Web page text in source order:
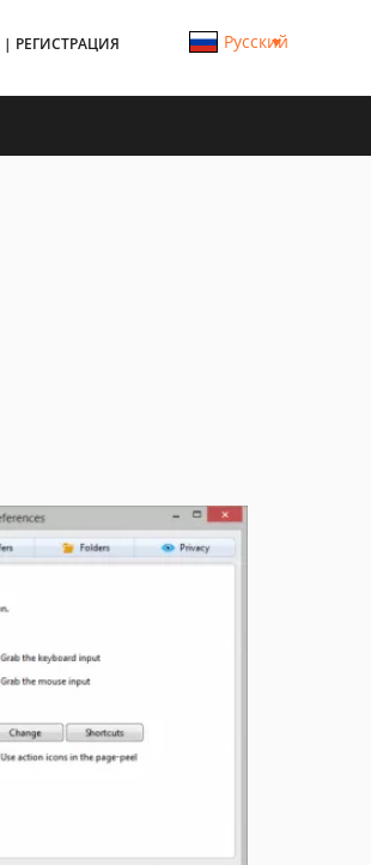
| РЕГИСТРАЦИЯ Русский